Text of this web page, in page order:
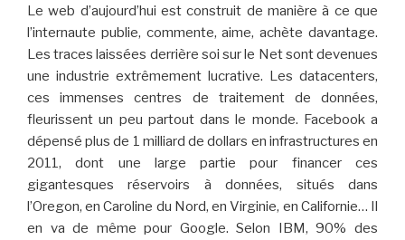
Le web d’aujourd’hui est construit de manière à ce que
l’internaute publie, commente, aime, achète davantage.
Les traces laissées derrière soi sur le Net sont devenues
une industrie extrêmement lucrative. Les datacenters,
ces immenses centres de traitement de données,
fleurissent un peu partout dans le monde. Facebook a
dépensé plus de 1 milliard de dollars en infrastructures en
2011, dont une large partie pour financer ces
gigantesques réservoirs à données, situés dans
l’Oregon, en Caroline du Nord, en Virginie, en Californie… Il
en va de même pour Google. Selon IBM, 90% des